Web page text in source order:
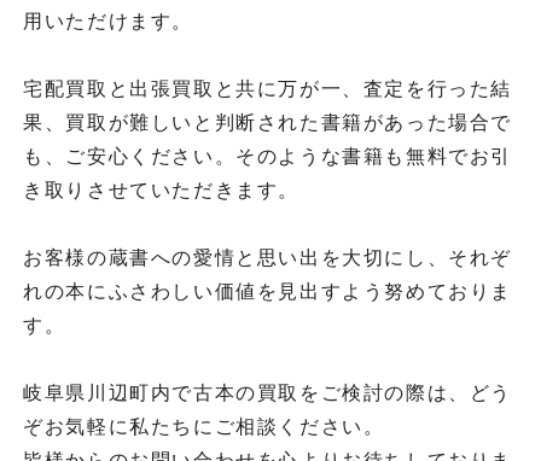
用いただけます。
宅配買取と出張買取と共に万が一、査定を行った結
果、買取が難しいと判断された書籍があった場合で
も、ご安心ください。そのような書籍も無料でお引
き取りさせていただきます。
お客様の蔵書への愛情と思い出を大切にし、それぞ
れの本にふさわしい価値を見出すよう努めておりま
す。
岐阜県川辺町内で古本の買取をご検討の際は、どう
ぞお気軽に私たちにご相談ください。